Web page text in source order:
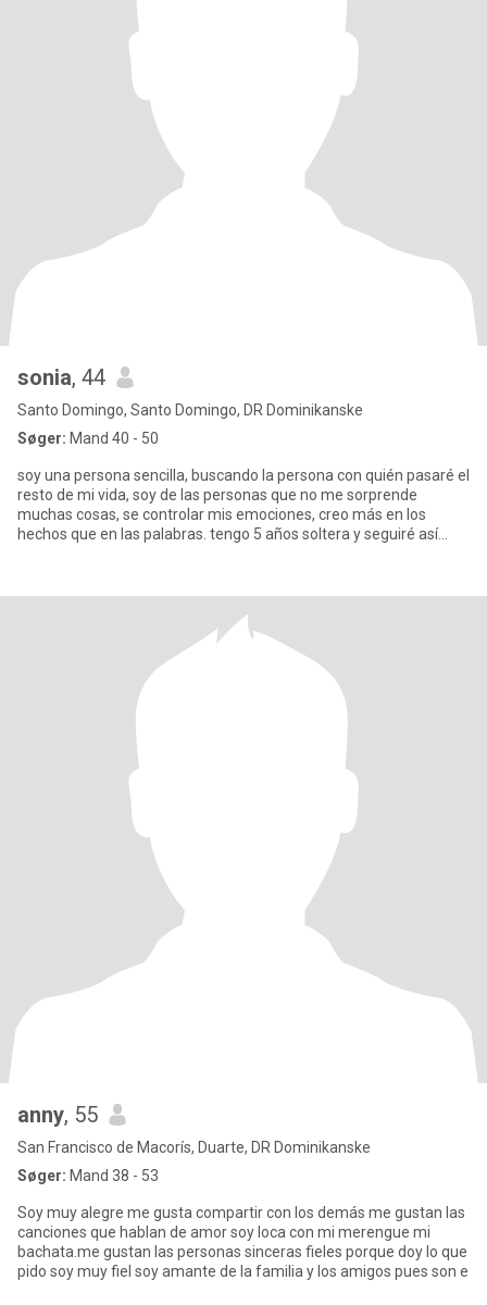
sonia, 44
Santo Domingo, Santo Domingo, DR Dominikanske
Søger: Mand 40 - 50
soy una persona sencilla, buscando la persona con quién pasaré el
resto de mi vida, soy de las personas que no me sorprende
muchas cosas, se controlar mis emociones, creo más en los
hechos que en las palabras. tengo 5 años soltera y seguiré así
anny, 55
San Francisco de Macorís, Duarte, DR Dominikanske
Søger: Mand 38 - 53
Soy muy alegre me gusta compartir con los demás me gustan las
canciones que hablan de amor soy loca con mi merengue mi
bachata.me gustan las personas sinceras fieles porque doy lo que
pido soy muy fiel soy amante de la familia y los amigos pues son e